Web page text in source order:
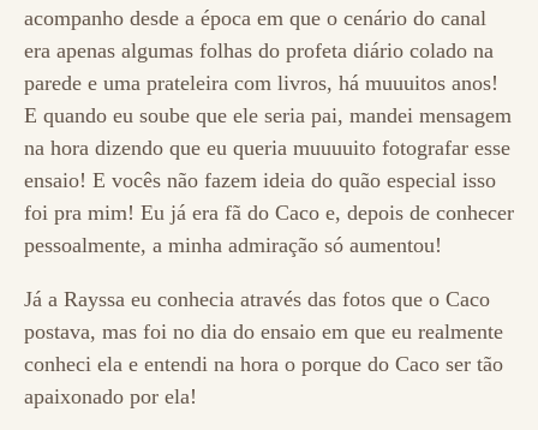
acompanho desde a época em que o cenário do canal
era apenas algumas folhas do profeta diário colado na
parede e uma prateleira com livros, há muuuitos anos!
E quando eu soube que ele seria pai, mandei mensagem
na hora dizendo que eu queria muuuuito fotografar esse
ensaio! E vocês não fazem ideia do quão especial isso
foi pra mim! Eu já era fã do Caco e, depois de conhecer
pessoalmente, a minha admiração só aumentou!
Já a Rayssa eu conhecia através das fotos que o Caco
postava, mas foi no dia do ensaio em que eu realmente
conheci ela e entendi na hora o porque do Caco ser tão
apaixonado por ela!